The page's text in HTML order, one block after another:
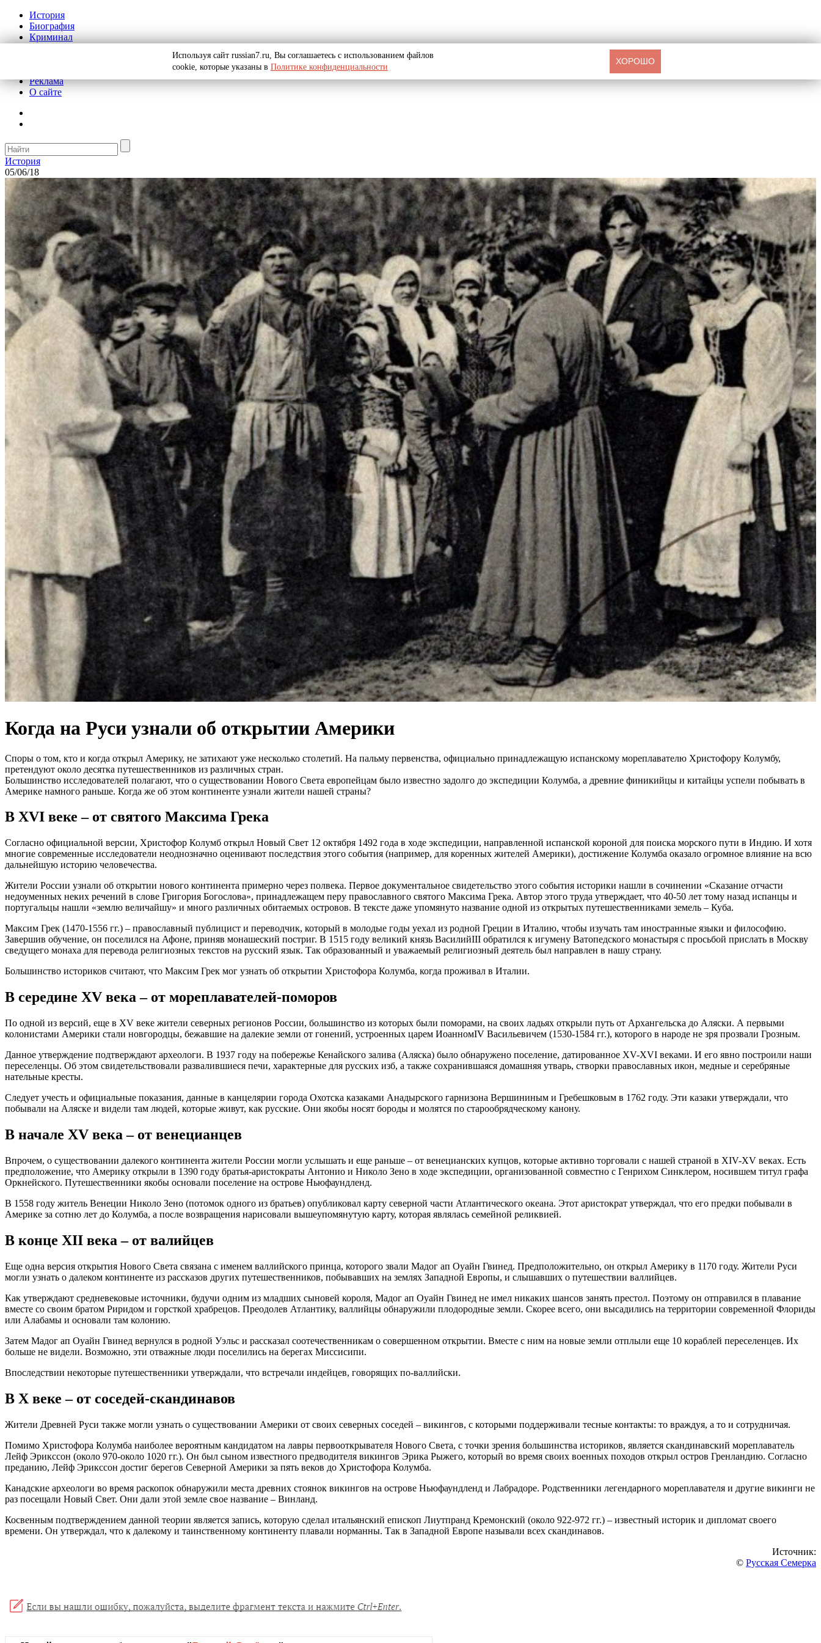
История
Биография
Криминал
Реклама
О сайте
История
05/06/18
Когда на Руси узнали об открытии Америки
Споры о том, кто и когда открыл Америку, не затихают уже несколько столетий. На пальму первенства, официально принадлежащую испанскому мореплавателю Христофору Колумбу,
претендуют около десятка путешественников из различных стран.
Большинство исследователей полагают, что о существовании Нового Света европейцам было известно задолго до экспедиции Колумба, а древние финикийцы и китайцы успели побывать в
Америке намного раньше. Когда же об этом континенте узнали жители нашей страны?
В XVI веке – от святого Максима Грека
Согласно официальной версии, Христофор Колумб открыл Новый Свет 12 октября 1492 года в ходе экспедиции, направленной испанской короной для поиска морского пути в Индию. И хотя
многие современные исследователи неоднозначно оценивают последствия этого события (например, для коренных жителей Америки), достижение Колумба оказало огромное влияние на всю
дальнейшую историю человечества.
Жители России узнали об открытии нового континента примерно через полвека. Первое документальное свидетельство этого события историки нашли в сочинении «Сказание отчасти
недоуменных неких речений в слове Григория Богослова», принадлежащем перу православного святого Максима Грека. Автор этого труда утверждает, что 40-50 лет тому назад испанцы и
португальцы нашли «землю величайшу» и много различных обитаемых островов. В тексте даже упомянуто название одной из открытых путешественниками земель – Куба.
Максим Грек (1470-1556 гг.) – православный публицист и переводчик, который в молодые годы уехал из родной Греции в Италию, чтобы изучать там иностранные языки и философию.
Завершив обучение, он поселился на Афоне, приняв монашеский постриг. В 1515 году великий князь ВасилийIII обратился к игумену Ватопедского монастыря с просьбой прислать в Москву
сведущего монаха для перевода религиозных текстов на русский язык. Так образованный и уважаемый религиозный деятель был направлен в нашу страну.
Большинство историков считают, что Максим Грек мог узнать об открытии Христофора Колумба, когда проживал в Италии.
В середине XV века – от мореплавателей-поморов
По одной из версий, еще в XV веке жители северных регионов России, большинство из которых были поморами, на своих ладьях открыли путь от Архангельска до Аляски. А первыми
колонистами Америки стали новгородцы, бежавшие на далекие земли от гонений, устроенных царем ИоанномIV Васильевичем (1530-1584 гг.), которого в народе не зря прозвали Грозным.
Данное утверждение подтверждают археологи. В 1937 году на побережье Кенайского залива (Аляска) было обнаружено поселение, датированное XV-XVI веками. И его явно построили наши
переселенцы. Об этом свидетельствовали развалившиеся печи, характерные для русских изб, а также сохранившаяся домашняя утварь, створки православных икон, медные и серебряные
нательные кресты.
Следует учесть и официальные показания, данные в канцелярии города Охотска казаками Анадырского гарнизона Вершининым и Гребешковым в 1762 году. Эти казаки утверждали, что
побывали на Аляске и видели там людей, которые живут, как русские. Они якобы носят бороды и молятся по старообрядческому канону.
В начале XV века – от венецианцев
Впрочем, о существовании далекого континента жители России могли услышать и еще раньше – от венецианских купцов, которые активно торговали с нашей страной в XIV-XV веках. Есть
предположение, что Америку открыли в 1390 году братья-аристократы Антонио и Николо Зено в ходе экспедиции, организованной совместно с Генрихом Синклером, носившем титул графа
Оркнейского. Путешественники якобы основали поселение на острове Ньюфаундленд.
В 1558 году житель Венеции Николо Зено (потомок одного из братьев) опубликовал карту северной части Атлантического океана. Этот аристократ утверждал, что его предки побывали в
Америке за сотню лет до Колумба, а после возвращения нарисовали вышеупомянутую карту, которая являлась семейной реликвией.
В конце XII века – от валийцев
Еще одна версия открытия Нового Света связана с именем валлийского принца, которого звали Мадог ап Оуайн Гвинед. Предположительно, он открыл Америку в 1170 году. Жители Руси
могли узнать о далеком континенте из рассказов других путешественников, побывавших на землях Западной Европы, и слышавших о путешествии валлийцев.
Как утверждают средневековые источники, будучи одним из младших сыновей короля, Мадог ап Оуайн Гвинед не имел никаких шансов занять престол. Поэтому он отправился в плавание
вместе со своим братом Риридом и горсткой храбрецов. Преодолев Атлантику, валлийцы обнаружили плодородные земли. Скорее всего, они высадились на территории современной Флориды
или Алабамы и основали там колонию.
Затем Мадог ап Оуайн Гвинед вернулся в родной Уэльс и рассказал соотечественникам о совершенном открытии. Вместе с ним на новые земли отплыли еще 10 кораблей переселенцев. Их
больше не видели. Возможно, эти отважные люди поселились на берегах Миссисипи.
Впоследствии некоторые путешественники утверждали, что встречали индейцев, говорящих по-валлийски.
В Х веке – от соседей-скандинавов
Жители Древней Руси также могли узнать о существовании Америки от своих северных соседей – викингов, с которыми поддерживали тесные контакты: то враждуя, а то и сотрудничая.
Помимо Христофора Колумба наиболее вероятным кандидатом на лавры первооткрывателя Нового Света, с точки зрения большинства историков, является скандинавский мореплаватель
Лейф Эрикссон (около 970-около 1020 гг.). Он был сыном известного предводителя викингов Эрика Рыжего, который во время своих военных походов открыл остров Гренландию. Согласно
преданию, Лейф Эрикссон достиг берегов Северной Америки за пять веков до Христофора Колумба.
Канадские археологи во время раскопок обнаружили места древних стоянок викингов на острове Ньюфаундленд и Лабрадоре. Родственники легендарного мореплавателя и другие викинги не
раз посещали Новый Свет. Они дали этой земле свое название – Винланд.
Косвенным подтверждением данной теории является запись, которую сделал итальянский епископ Лиутпранд Кремонский (около 922-972 гг.) – известный историк и дипломат своего
времени. Он утверждал, что к далекому и таинственному континенту плавали норманны. Так в Западной Европе называли всех скандинавов.
Источник:
© Русская Семерка
Используя сайт russian7.ru, Вы соглашаетесь с использованием файлов
cookie, которые указаны в Политике конфиденциальности
ХОРОШО